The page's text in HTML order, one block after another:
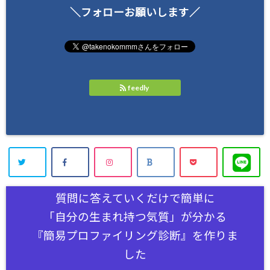
＼フォローお願いします／
feedly
質問に答えていくだけで簡単に
「自分の生まれ持つ気質」が分かる
『簡易プロファイリング診断』を作りま
した